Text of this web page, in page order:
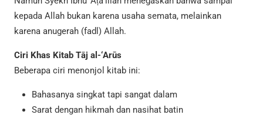
kepada Allah bukan karena usaha semata, melainkan
karena anugerah (fadl) Allah.
Ciri Khas Kitab Tāj al-‘Arūs
Beberapa ciri menonjol kitab ini:
Bahasanya singkat tapi sangat dalam
Sarat dengan hikmah dan nasihat batin